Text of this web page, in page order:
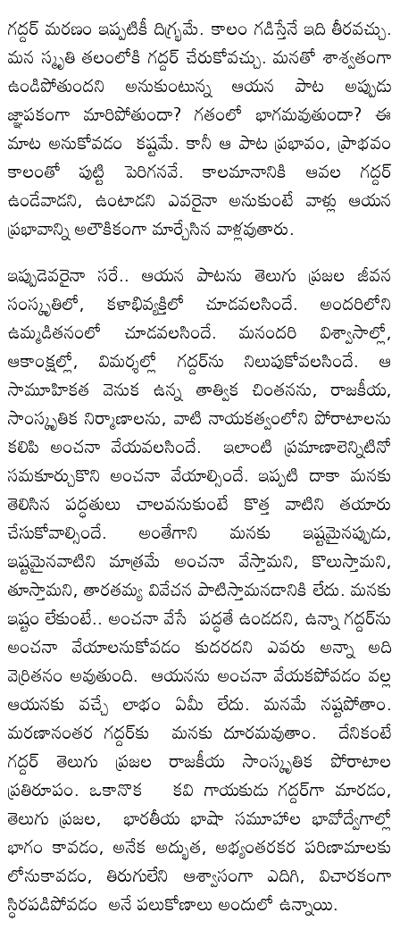
గద్దర్‌ మరణం ఇప్పటికీ దిగ్భ్రమే. కాలం గడిస్తేనే ఇది తీరవచ్చు.
మన స్మృతి తలంలోకి గద్దర్‌ చేరుకోవచ్చు. మనతో శాశ్వతంగా
ఉండిపోతుందని అనుకుంటున్న ఆయన పాట అప్పుడు
జ్ఞాపకంగా మారిపోతుందా? గతంలో భాగమవుతుందా? ఈ
మాట అనుకోవడం కష్టమే. కానీ ఆ పాట ప్రభావం, ప్రాభవం
కాలంతో పుట్టి పెరిగనవే. కాలమానానికి ఆవల గద్దర్‌
ఉండేవాడని, ఉంటాడని ఎవరైనా అనుకుంటే వాళ్లు ఆయన
ప్రభావాన్ని అలౌకికంగా మార్చేసిన వాళ్లవుతారు.
ఇప్పుడెవరైనా సరే.. ఆయన పాటను తెలుగు ప్రజల జీవన
సంస్కృతిలో, కళాభివ్యక్తిలో చూడవలసిందే. అందరిలోని
ఉమ్మడితనంలో చూడవలసిందే. మనందరి విశ్వాసాల్లో,
ఆకాంక్షల్లో, విమర్శల్లో గద్దర్‌ను నిలుపుకోవలసిందే. ఆ
సామూహికత వెనుక ఉన్న తాత్విక చింతనను, రాజకీయ,
సాంస్కృతిక నిర్మాణాలను, వాటి నాయకత్వంలోని పోరాటాలను
కలిపి అంచనా వేయవలసిందే. ఇలాంటి ప్రమాణాలెన్నిటినో
సమకూర్చుకొని అంచనా వేయాల్సిందే. ఇప్పటి దాకా మనకు
తెలిసిన పద్ధతులు చాలవనుకుంటే కొత్త వాటిని తయారు
చేసుకోవాల్సిందే. అంతేగాని మనకు ఇష్టమైనప్పుడు,
ఇష్టమైనవాటిని మాత్రమే అంచనా వేస్తామని, కొలుస్తామని,
తూస్తామని, తారతమ్య వివేచన పాటిస్తామనడానికి లేదు. మనకు
ఇష్టం లేకుంటే.. అంచనా వేసే పద్ధతే ఉండదని, ఉన్నా గద్దర్‌ను
అంచనా వేయాలనుకోవడం కుదరదని ఎవరు అన్నా అది
వెర్రితనం అవుతుంది. ఆయనను అంచనా వేయకపోవడం వల్ల
ఆయనకు వచ్చే లాభం ఏమీ లేదు. మనమే నష్టపోతాం.
మరణానంతర గద్దర్‌కు మనకు దూరమవుతాం. దేనికంటే
గద్దర్‌ తెలుగు ప్రజల రాజకీయ సాంస్కృతిక పోరాటాల
ప్రతిరూపం. ఒకానొక కవి గాయకుడు గద్దర్‌గా మారడం,
తెలుగు ప్రజల, భారతీయ భాషా సమూహాల భావోద్వేగాల్లో
భాగం కావడం, అనేక అద్భుత, అభ్యంతరకర పరిణామాలకు
లోనుకావడం, తిరుగులేని ఆశ్వాసంగా ఎదిగి, విచారకంగా
స్ధిరపడిపోవడం అనే పలుకోణాలు అందులో ఉన్నాయి.